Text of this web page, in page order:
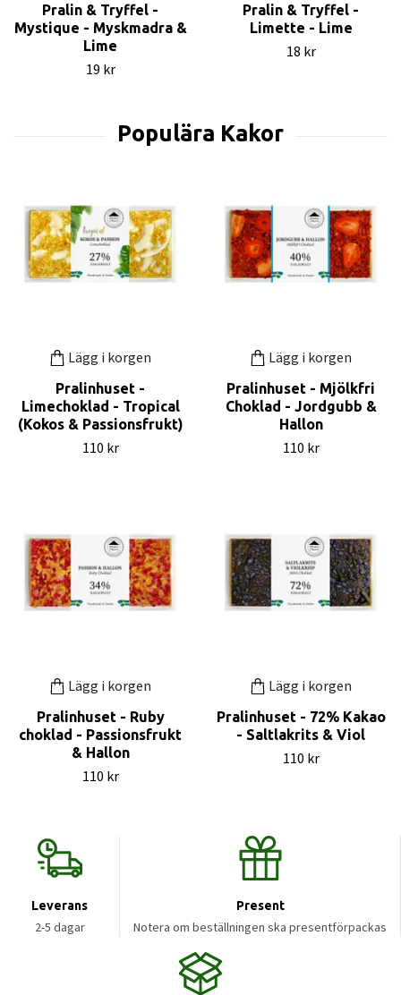
Pralin & Tryffel -
Mystique - Myskmadra &
Lime
19 kr
Pralin & Tryffel -
Limette - Lime
18 kr
Lägg i korgen
Pralinhuset -
Limechoklad - Tropical
(Kokos & Passionsfrukt)
110 kr
Lägg i korgen
Pralinhuset - Mjölkfri
Choklad - Jordgubb &
Hallon
110 kr
Lägg i korgen
Pralinhuset - Ruby
choklad - Passionsfrukt
& Hallon
110 kr
Lägg i korgen
Pralinhuset - 72% Kakao
- Saltlakrits & Viol
110 kr
Leverans
2-5 dagar
Present
Notera om beställningen ska presentförpackas